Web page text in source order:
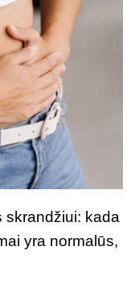
skrandžiui: kada
yra normalūs,